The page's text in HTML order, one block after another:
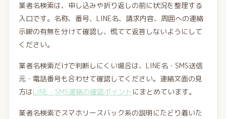
業者名検索は、申し込みや折り返しの前に状況を整理する
入口です。名称、番号、LINE名、請求内容、周囲への連絡
示唆の有無を分けて確認し、慌てて返答しないようにして
ください。
業者名検索だけで判断しにくい場合は、LINE名・SMS送信
元・電話番号も合わせて確認してください。連絡文面の見
方はLINE・SMS連絡の確認ポイントにまとめています。
業者名検索でスマホリースバック系の説明にたどり着いた